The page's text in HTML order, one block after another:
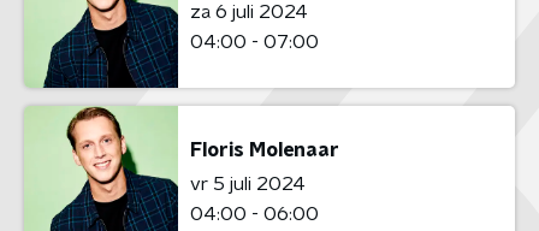
za 6 juli 2024
04:00 - 07:00
Floris Molenaar
vr 5 juli 2024
04:00 - 06:00